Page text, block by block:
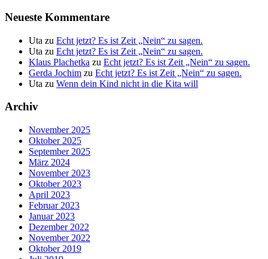
Neueste Kommentare
Uta zu Echt jetzt? Es ist Zeit „Nein“ zu sagen.
Uta zu Echt jetzt? Es ist Zeit „Nein“ zu sagen.
Klaus Plachetka zu Echt jetzt? Es ist Zeit „Nein“ zu sagen.
Gerda Jochim zu Echt jetzt? Es ist Zeit „Nein“ zu sagen.
Uta zu Wenn dein Kind nicht in die Kita will
Archiv
November 2025
Oktober 2025
September 2025
März 2024
November 2023
Oktober 2023
April 2023
Februar 2023
Januar 2023
Dezember 2022
November 2022
Oktober 2019